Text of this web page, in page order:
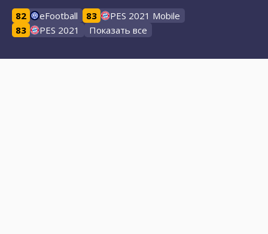
82 eFootball 83
PES 2021 Mobile
83
PES 2021 Показать все